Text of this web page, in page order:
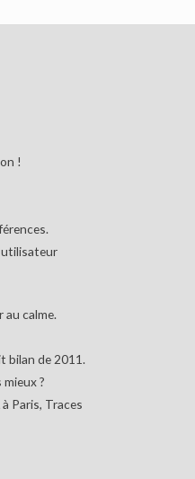
!
utilisateur
au calme.
bilan de 2011.
?
Paris, Traces